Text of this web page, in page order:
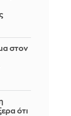
στον
ότι